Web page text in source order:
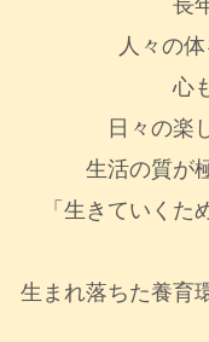
人々の
心
日々の楽
生活の質が
「生きていくた
生まれ落ちた養育